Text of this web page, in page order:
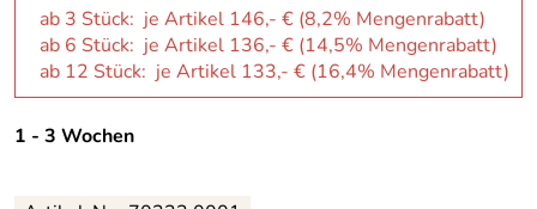
ab 3 Stück: je Artikel 146,- € (8,2% Mengenrabatt)
ab 6 Stück: je Artikel 136,- € (14,5% Mengenrabatt)
ab 12 Stück: je Artikel 133,- € (16,4% Mengenrabatt)
1 - 3 Wochen